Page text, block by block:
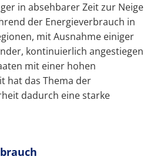
in absehbarer Zeit zur Neige
der Energieverbrauch in
mit Ausnahme einiger
kontinuierlich angestiegen
mit einer hohen
hat das Thema der
dadurch eine starke